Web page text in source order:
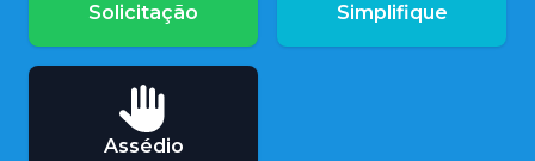
Solicitação Simplifique
Assédio